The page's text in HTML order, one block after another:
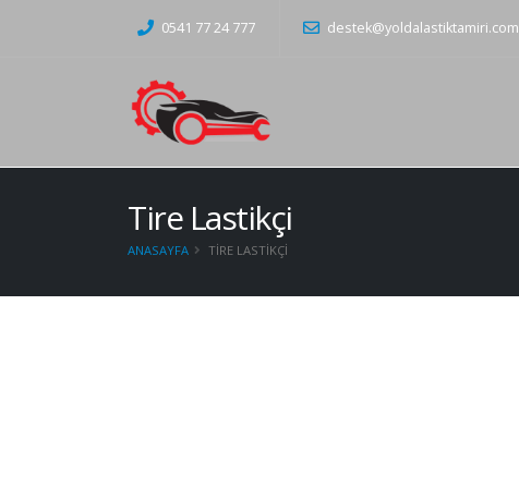
0541 77 24 777 destek@yoldalastiktamiri.com
Tire Lastikçi
ANASAYFA TIRE LASTIKÇI